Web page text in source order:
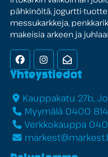
pähkinöitä, jogurtti-
messukarkkeja,
makeisia arkeen ja
FacebookInstagramUutiskirje
Yhteystiedot
Kauppakatu 27b,
Myymälä 0400
Verkkokauppa